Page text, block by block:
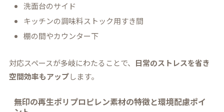
洗面台のサイド
キッチンの調味料ストック用すき間
棚の間やカウンター下
対応スペースが多岐にわたることで、 日常のストレスを省き
空間効率もアップします。
無印の再生ポリプロピレン素材の特徴と環境配慮ポイ